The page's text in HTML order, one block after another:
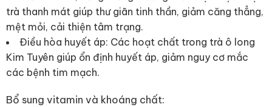
trà thanh mát giúp thư giãn tinh thần, giảm căng thẳng,
mệt mỏi, cải thiện tâm trạng.
Điều hòa huyết áp: Các hoạt chất trong trà ô long
Kim Tuyên giúp ổn định huyết áp, giảm nguy cơ mắc
các bệnh tim mạch.
Bổ sung vitamin và khoáng chất: